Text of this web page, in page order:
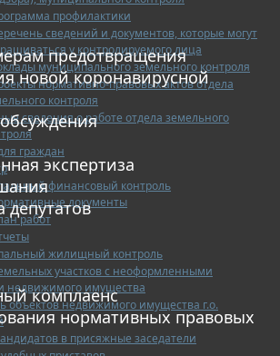
профилактики
сведений и документов, которые могут
у контролируемого лица
муниципального земельного контроля
нормативно-правовых актов отдела
контроля
сведения о работе отдела земельного
граждан
финансовый контроль
документы
работ
жилищный контроль
участков с неоформленными
недвижимого имущества
объектов недвижимого имущества г.о.
в присяжные заседатели
предотвращения
новой коронавирусной
экспертиза
депутатов
комплаенс
нормативных правовых